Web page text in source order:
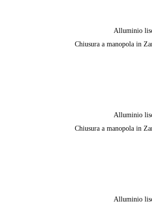
Alluminio
Chiusura a manopola in
Alluminio
Chiusura a manopola in
Alluminio